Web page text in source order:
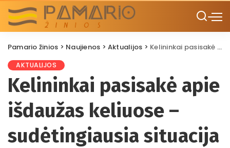
Pamario žinios > Naujienos >Aktualijos > Kelininkai pasisakė apie išdaužas keliuose – sudėtingiausia situacija nustatyta kelyje Kaunas–Jurbarkas–Šilutė–Klaipėda
AKTUALIJOS
Kelininkai pasisakė apie
išdaužas keliuose –
sudėtingiausia situacija